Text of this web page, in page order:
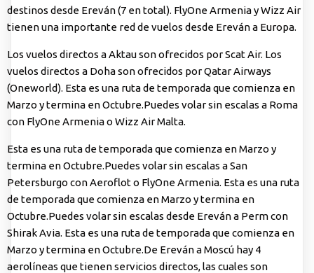
destinos desde Ereván (7 en total). FlyOne Armenia y Wizz Air
tienen una importante red de vuelos desde Ereván a Europa.
Los vuelos directos a Aktau son ofrecidos por Scat Air. Los
vuelos directos a Doha son ofrecidos por Qatar Airways
(Oneworld). Esta es una ruta de temporada que comienza en
Marzo y termina en Octubre.Puedes volar sin escalas a Roma
con FlyOne Armenia o Wizz Air Malta.
Esta es una ruta de temporada que comienza en Marzo y
termina en Octubre.Puedes volar sin escalas a San
Petersburgo con Aeroflot o FlyOne Armenia. Esta es una ruta
de temporada que comienza en Marzo y termina en
Octubre.Puedes volar sin escalas desde Ereván a Perm con
Shirak Avia. Esta es una ruta de temporada que comienza en
Marzo y termina en Octubre.De Ereván a Moscú hay 4
aerolíneas que tienen servicios directos, las cuales son